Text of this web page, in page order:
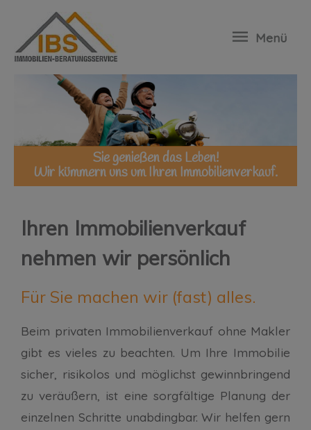
Menü
Sie genießen das Leben!
Wir kümmern uns um Ihren Immobilienverkauf.
Ihren Immobilienverkauf
nehmen wir persönlich
Für Sie machen wir (fast) alles.
Beim privaten Immobilienverkauf ohne Makler
gibt es vieles zu beachten. Um Ihre Immobilie
sicher, risikolos und möglichst gewinnbringend
zu veräußern, ist eine sorgfältige Planung der
einzelnen Schritte unabdingbar. Wir helfen gern